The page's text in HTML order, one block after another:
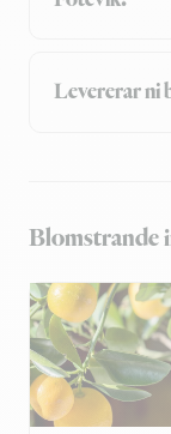
Levererar ni
Blomstrande